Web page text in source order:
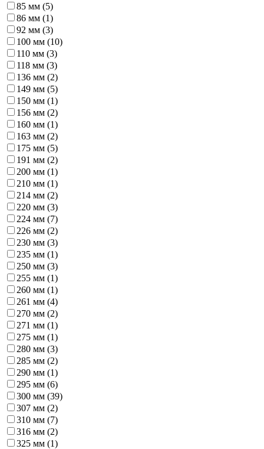
85 мм (5)
86 мм (1)
92 мм (3)
100 мм (10)
110 мм (3)
118 мм (3)
136 мм (2)
149 мм (5)
150 мм (1)
156 мм (2)
160 мм (1)
163 мм (2)
175 мм (5)
191 мм (2)
200 мм (1)
210 мм (1)
214 мм (2)
220 мм (3)
224 мм (7)
226 мм (2)
230 мм (3)
235 мм (1)
250 мм (3)
255 мм (1)
260 мм (1)
261 мм (4)
270 мм (2)
271 мм (1)
275 мм (1)
280 мм (3)
285 мм (2)
290 мм (1)
295 мм (6)
300 мм (39)
307 мм (2)
310 мм (7)
316 мм (2)
325 мм (1)